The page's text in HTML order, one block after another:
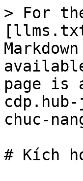
> For
page is
chuc-
# Kích